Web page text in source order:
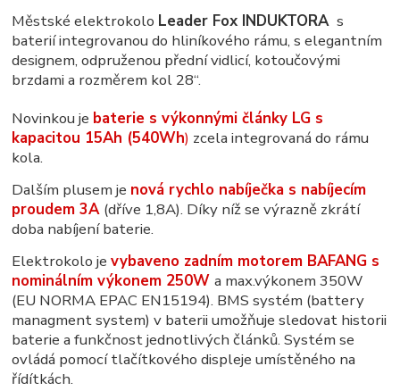
Městské elektrokolo Leader Fox INDUKTORA s
baterií integrovanou do hliníkového rámu, s elegantním
designem, odpruženou přední vidlicí, kotoučovými
brzdami a rozměrem kol 28“.
Novinkou je baterie s výkonnými články LG s
kapacitou 15Ah (540Wh) zcela integrovaná do rámu
kola.
Dalším plusem je nová rychlo nabíječka s nabíjecím
proudem 3A (dříve 1,8A). Díky níž se výrazně zkrátí
doba nabíjení baterie.
Elektrokolo jevybaveno zadním motorem BAFANG s
nominálním výkonem 250W a max.výkonem 350W
(EU NORMA EPAC EN15194). BMS systém (battery
managment system) v baterii umožňuje sledovat historii
baterie a funkčnost jednotlivých článků. Systém se
ovládá pomocí tlačítkového displeje umístěného na
řídítkách.